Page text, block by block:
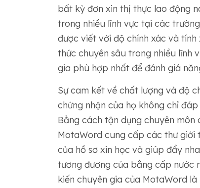
bất kỳ đơn xin thị thực lao động
trong nhiều lĩnh vực tại các
được viết với độ chính xác và tính
thức chuyên sâu trong nhiều lĩnh
gia phù hợp nhất để đánh giá
Sự cam kết về chất lượng và độ
chứng nhận của họ không chỉ
Bằng cách tận dụng chuyên
MotaWord cung cấp các thư giới
của hồ sơ xin học và giúp đẩy
tương đương của bằng cấp nước
kiến ​​chuyên gia của MotaWord